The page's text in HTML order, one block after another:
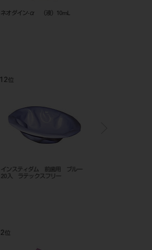
ネオダイン-α （液）10mL
12 位
インスティダム 前歯用 ブルー
20入 ラテックスフリー
2位